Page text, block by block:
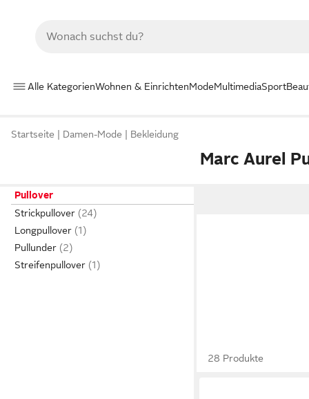
Alle KategorienWohnen & EinrichtenModeMultimediaSport
Startseite Damen-Mode Bekleidung
Marc Aurel
Pullover
Strickpullover
Longpullover
Pullunder
Streifenpullover
28 Produkte